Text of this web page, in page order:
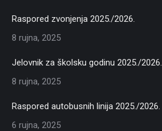
Raspored zvonjenja 2025./2026.
8 rujna, 2025
Jelovnik za školsku godinu 2025./2026.
8 rujna, 2025
Raspored autobusnih linija 2025./2026.
6 rujna, 2025